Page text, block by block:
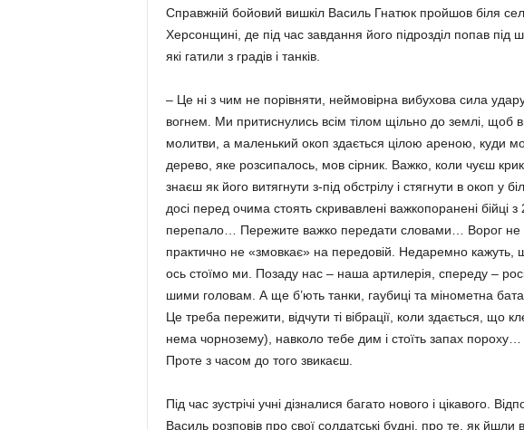
Справжній бойовий вишкіл Ва­силь Гнатюк пройшов біля
Херсонщині, де під час завдання його підрозділ попав під
які гатили з градів і танків.
– Це ні з чим не порівняти, ней­мовірна вибухова сила
вогнем. Ми притиснулись всім тілом щільно до землі, щоб
молитви, а малень­кий окоп здається цілою ареною, куди
дерево, яке розсипалось, мов сірник. Важко, коли чуєш
зна­єш як його витягнути з-під обстрілу і стягнути в окоп
досі перед очи­ма стоять скривавлені важко­поранені бійці
перепало… Пережи­те важко передати словами… Во­рог не
практично не «змовкає» на передовій. Недаремно кажуть,
ось стоїмо ми. Позаду нас – на­­ша артилерія, спереду –
ши­ми головам. А ще б’ють танки, гаубиці та мінометна
Це треба пережити, відчути ті вібрації, коли здається, що
нема чорнозе­му), навколо тебе дим і стоїть за­пах
Проте з часом до того звикаєш.
Під час зустрічі учні дізналися ба­гато нового і цікавого.
Василь розповів про свої сол­дат­ські будні, про те, як йшли